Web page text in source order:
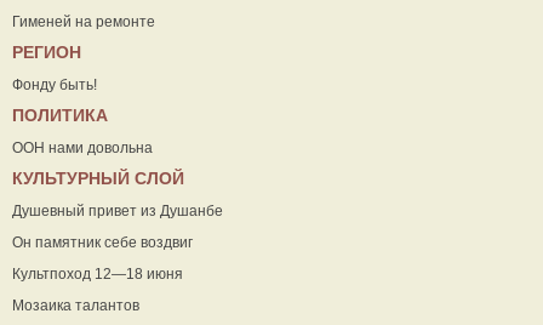
Гименей на ремонте
РЕГИОН
Фонду быть!
ПОЛИТИКА
ООН нами довольна
КУЛЬТУРНЫЙ СЛОЙ
Душевный привет из Душанбе
Он памятник себе воздвиг
Культпоход 12—18 июня
Мозаика талантов